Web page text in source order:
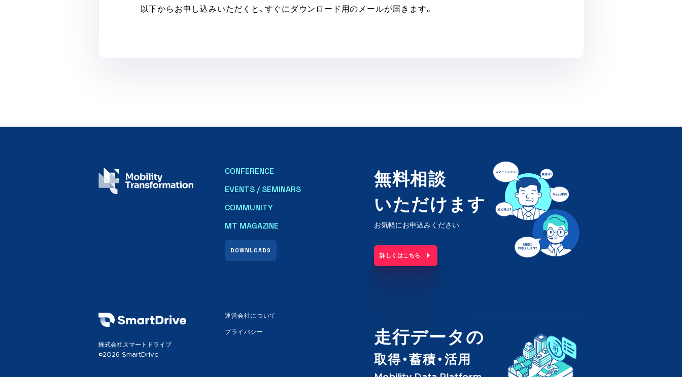
以下からお申し込みいただくと、すぐにダウンロード用のメールが届きます。
CONFERENCE
EVENTS / SEMINARS
COMMUNITY
DOWNLOADS
MT MAGAZINE
無料相談
いただけます
お気軽にお申込みください
詳しくはこちら
走行データの
取得・蓄積・活用
株式会社スマートドライブ
©2026 SmartDrive
運営会社について
プライバシー